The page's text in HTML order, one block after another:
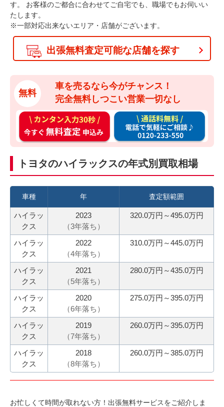
す。
お客様のご都合に合わせてご自宅でも、職場でもお伺いい
たします。
※一部対応出来ないエリア・店舗がございます。
出張無料査定可能な店舗を探す
無料
車を売るなら今がチャンス！
完全無料しつこい営業一切なし
カ
ン
タ
ン
入
3
0
秒
今
す
ぐ
無
料
査
定
申
込
み
通
料
料
話
気
に
トヨタのハイラックスの年式別買取相場
車種 年 査定額範囲
ハイラッ
クス
2023
（3年落ち）
320.0万円～495.0万円
ハイラッ
クス
2022
（4年落ち）
310.0万円～445.0万円
ハイラッ
クス
2021
（5年落ち）
280.0万円～435.0万円
ハイラッ
クス
2020
（6年落ち）
275.0万円～395.0万円
ハイラッ
クス
2019
（7年落ち）
260.0万円～395.0万円
ハイラッ
クス
2018
（8年落ち）
260.0万円～385.0万円
お忙しくて時間が取れない方！出張無料サービスをご紹介しま